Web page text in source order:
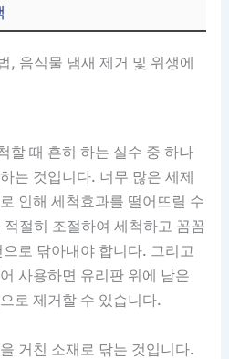
, 음식물 냄새 제거 및 위생에
할 때 흔히 하는 실수 중 하나
는 것입니다. 너무 많은 세제
인해 세척효과를 떨어뜨릴 수
절히 조절하여 세척하고 꼼꼼
로 닦아내야 합니다. 그리고
사용하면 유리판 위에 남은
로 제거할 수 있습니다.
거친 소재로 닦는 것입니다.